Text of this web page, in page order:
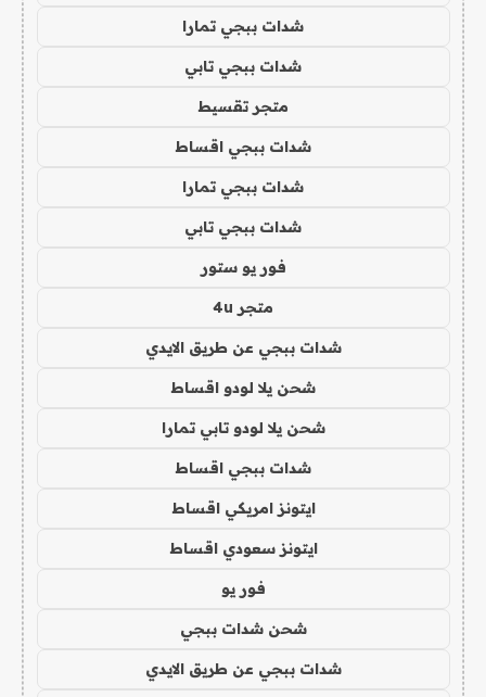
شدات ببجي تمارا
شدات ببجي تابي
متجر تقسيط
شدات ببجي اقساط
شدات ببجي تمارا
شدات ببجي تابي
فور يو ستور
متجر 4u
شدات ببجي عن طريق الايدي
شحن يلا لودو اقساط
شحن يلا لودو تابي تمارا
شدات ببجي اقساط
ايتونز امريكي اقساط
ايتونز سعودي اقساط
فور يو
شحن شدات ببجي
شدات ببجي عن طريق الايدي